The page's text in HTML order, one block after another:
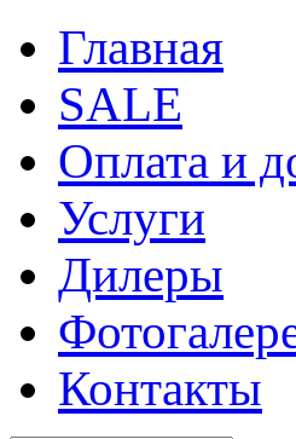
Главная
SALE
Оплата и
Услуги
Дилеры
Контакты